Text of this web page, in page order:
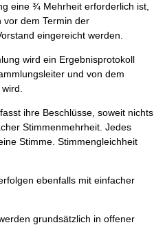
eine ¾ Mehrheit erforderlich ist,
vor dem Termin der
eingereicht werden.
wird ein Ergebnisprotokoll
und von dem
ihre Beschlüsse, soweit nichts
Stimmenmehrheit. Jedes
Stimme. Stimmengleichheit
ebenfalls mit einfacher
grundsätzlich in offener